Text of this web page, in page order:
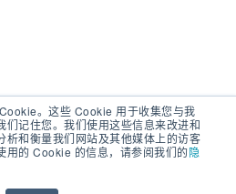
。这些 Cookie 用于收集您与我
们记住您。我们使用这些信息来改进和
析和衡量我们网站及其他媒体上的访客
用的 Cookie 的信息，请参阅我们的隐